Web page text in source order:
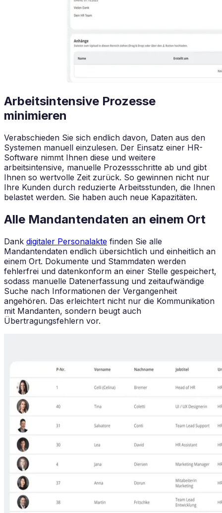
Arbeitsintensive Prozesse
minimieren
Verabschieden Sie sich endlich davon, Daten aus den
Systemen manuell einzulesen. Der Einsatz einer HR-
Software nimmt Ihnen diese und weitere
arbeitsintensive, manuelle Prozessschritte ab und gibt
Ihnen so wertvolle Zeit zurück. So gewinnen nicht nur
Ihre Kunden durch reduzierte Arbeitsstunden, die Ihnen
belastet werden. Sie haben auch neue Kapazitäten.
Alle Mandantendaten an einem Ort
Dank digitaler Personalakte finden Sie alle
Mandantendaten endlich übersichtlich und einheitlich an
einem Ort. Dokumente und Stammdaten werden
fehlerfrei und datenkonform an einer Stelle gespeichert,
sodass manuelle Datenerfassung und zeitaufwändige
Suche nach Informationen der Vergangenheit
angehören. Das erleichtert nicht nur die Kommunikation
mit Mandanten, sondern beugt auch
Übertragungsfehlern vor.